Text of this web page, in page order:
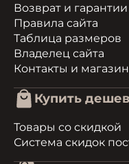
Возврат и гарантии
Правила сайта
Таблица размеров
Владелец сайта
Контакты и
Купить
Товары со скидкой
Система скидок